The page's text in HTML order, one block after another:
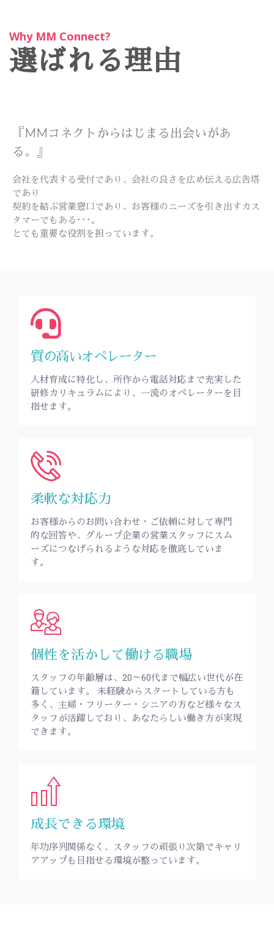
Why MM Connect?
選ばれる理由
『MMコネクトからはじまる出会いがあ
る。』
会社を代表する受付であり、会社の良さを広め伝える広告塔
であり
契約を結ぶ営業窓口であり、お客様のニーズを引き出すカス
タマーでもある･･･。
とても重要な役割を担っています。
質の高いオペレーター
人材育成に特化し、所作から電話対応まで充実した
研修カリキュラムにより、一流のオペレーターを目
指せます。
柔軟な対応力
お客様からのお問い合わせ・ご依頼に対して専門
的な回答や、グループ企業の営業スタッフにスム
ーズにつなげられるような対応を徹底していま
す。
個性を活かして働ける職場
スタッフの年齢層は、20～60代まで幅広い世代が在
籍しています。 未経験からスタートしている方も
多く、主婦・フリーター・シニアの方など様々なス
タッフが活躍しており、あなたらしい働き方が実現
できます。
成長できる環境
年功序列関係なく、スタッフの頑張り次第でキャリ
アアップも目指せる環境が整っています。